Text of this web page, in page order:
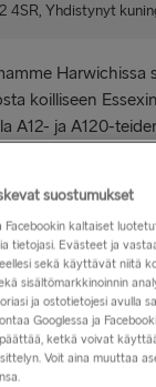
4SR, Yhdistynyt
Harwichissa
koilliseen
A12- ja A120-
voit hyödyntää
Duty
! Holyheadistä,
satamissa.
suostumukset
Facebookin kaltaiset
tietojasi. Evästeet ja
sekä käyttävät niitä
sisältömarkkinoinnin
ja ostotietojesi avulla
Googlessa ja
ketkä voivat
Voit aina muuttaa